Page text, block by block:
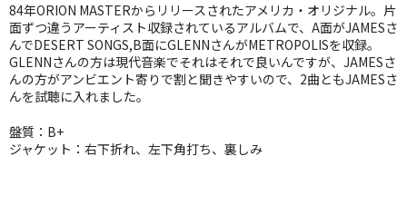
JAZZ-VOCAL
J-POP
ROCK
FOLK,SSW
84年ORION MASTERからリリースされたアメリカ・オリジナル。片
面ずつ違うアーティスト収録されているアルバムで、A面がJAMESさ
んでDESERT SONGS,B面にGLENNさんがMETROPOLISを収録。
GLENNさんの方は現代音楽でそれはそれで良いんですが、JAMESさ
んの方がアンビエント寄りで割と聞きやすいので、2曲ともJAMESさ
んを試聴に入れました。
盤質：B+
ジャケット：右下折れ、左下角打ち、裏しみ